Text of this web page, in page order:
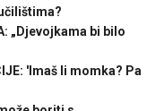
„Djevojkama bi bilo
'Imaš li momka? Pa